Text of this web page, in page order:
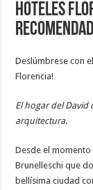
Hoteles
Deslúmbrese con
Florencia!
El hogar del David
arquitectura.
Desde el
Brunelleschi que
bellísima ciudad